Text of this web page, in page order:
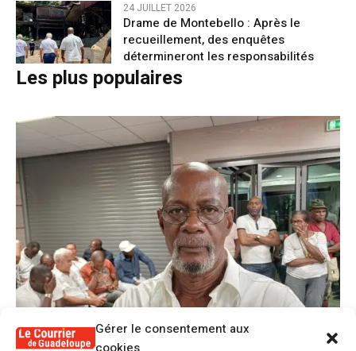
Gérer le consentement aux
24 JUILLET 2026
Drame de Montebello : Après le
recueillement, des enquêtes
détermineront les responsabilités
Les plus populaires